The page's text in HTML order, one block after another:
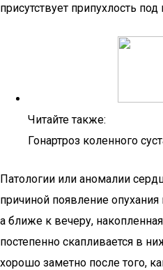
присутствует припухлость под
Читайте также:
Гонартроз коленного
Патологии или аномалии
причиной появление
а ближе к вечеру,
постепенно скапливается в
хорошо заметно после того,